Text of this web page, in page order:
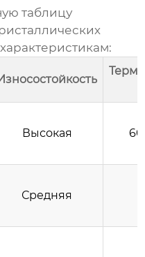
таблицу
Высокая
Средняя